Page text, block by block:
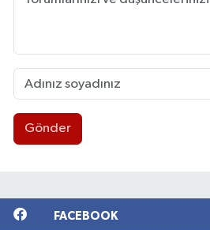
Gönder
FACEBOOK